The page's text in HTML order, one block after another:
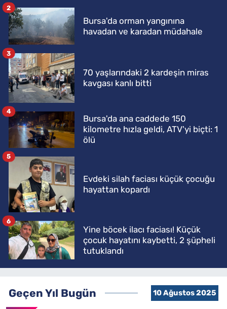
Bursa'da orman yangınına
havadan ve karadan müdahale
2
70 yaşlarındaki 2 kardeşin miras
kavgası kanlı bitti
3
Bursa'da ana caddede 150
kilometre hızla geldi, ATV'yi biçti: 1
ölü
4
Evdeki silah faciası küçük çocuğu
hayattan kopardı
5
Yine böcek ilacı faciası! Küçük
çocuk hayatını kaybetti, 2 şüpheli
tutuklandı
6
Geçen Yıl Bugün 10 Ağustos 2025